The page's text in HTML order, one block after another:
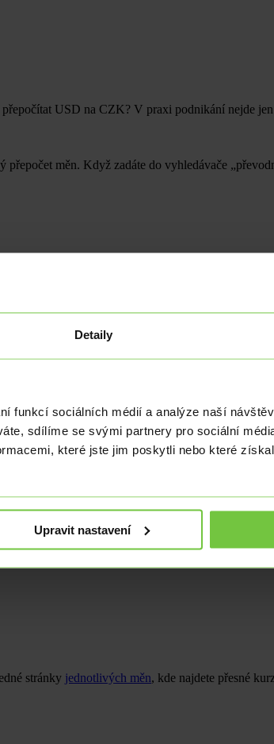
Detaily
funkcí sociálních médií a analýze naší
sdílíme se svými partnery pro sociální
které jste jim poskytli nebo které
Upravit nastavení
USD na CZK? V praxi podnikání nejde
přepočet měn. Když zadáte do vyhledávače
nebo středovým kurzem – nikoli
, kurz libry,kurz zlotý, kurz forint)
stránky jednotlivých měn, kde najdete přesné